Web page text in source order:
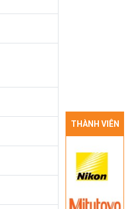
THÀNH VIÊN